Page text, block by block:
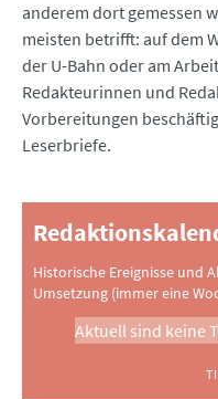
anderem dort gemessen
meisten betrifft: auf dem
der U-Bahn oder am
Redakteurinnen und
Vorbereitungen
Leserbriefe.
Historische Ereignisse und
Umsetzung (immer eine
Aktuell sind keine